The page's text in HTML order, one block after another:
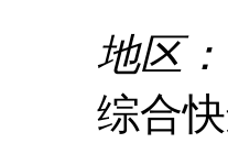
地区
综合